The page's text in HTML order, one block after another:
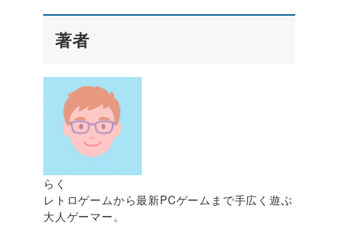
著者
らく
レトロゲームから最新PCゲームまで手広く遊ぶ
大人ゲーマー。